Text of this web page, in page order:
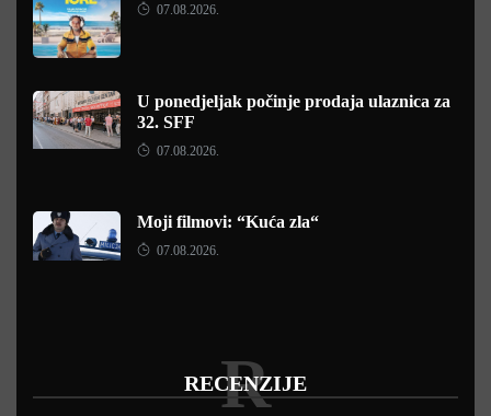
07.08.2026.
U ponedjeljak počinje prodaja ulaznica za
32. SFF
07.08.2026.
Moji filmovi: “Kuća zla“
07.08.2026.
RECENZIJE
R